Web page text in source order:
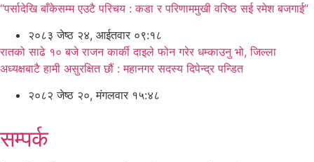
“पर्सादेखि बाँकेसम्म एउटै परिचय : कडा र परिणाममुखी वरिष्ठ सई रमेश बजगाई”
२०८३ जेष्ठ २४, आईतवार ०९:१८
रातको साढे १० बजे राजन कार्की दाइले फोन गरेर धम्काउनु भो, जिल्ला
अध्यक्षबाटै हामी असुरक्षित छौं : महानगर सदस्य दिपेन्द्र पन्डित
२०८२ जेष्ठ २०, मंगलवार १५:४८
सम्पर्क